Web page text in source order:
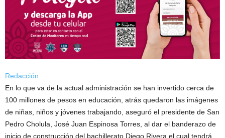
Redacción
En lo que va de la actual administración se han invertido cerca de
100 millones de pesos en educación, atrás quedaron las imágenes
de niñas, niños y jóvenes trabajando, aseguró el presidente de San
Pedro Cholula, José Juan Espinosa Torres, al dar el banderazo de
inicio de construcción del bachillerato Diego Rivera el cual tendrá